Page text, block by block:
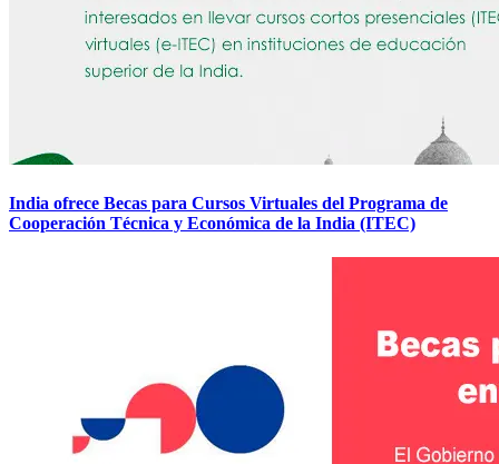
India ofrece Becas para Cursos Virtuales del Programa de
Cooperación Técnica y Económica de la India (ITEC)